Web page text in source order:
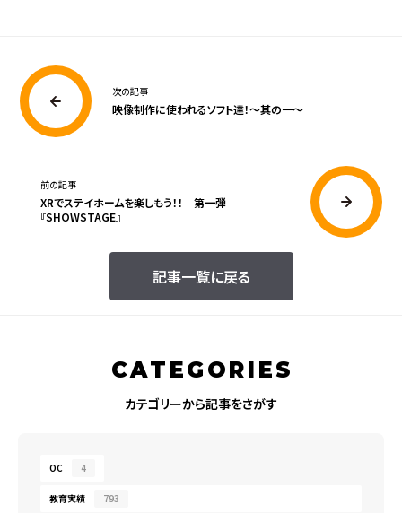
次の記事
映像制作に使われるソフト達！～其の一～
記事一覧に戻る
前の記事
XRでステイホームを楽しもう！！ 第一弾
『SHOWSTAGE』
CATEGORIES
カテゴリーから記事をさがす
OC 4
教育実績 793